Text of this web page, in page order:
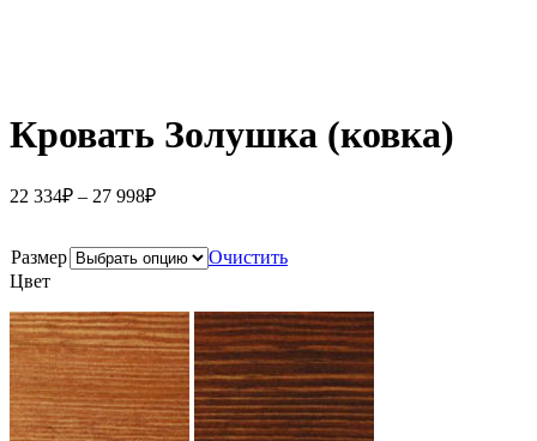
Кровать Золушка (ковка)
22 334₽ – 27 998₽
Размер
Очистить
Цвет